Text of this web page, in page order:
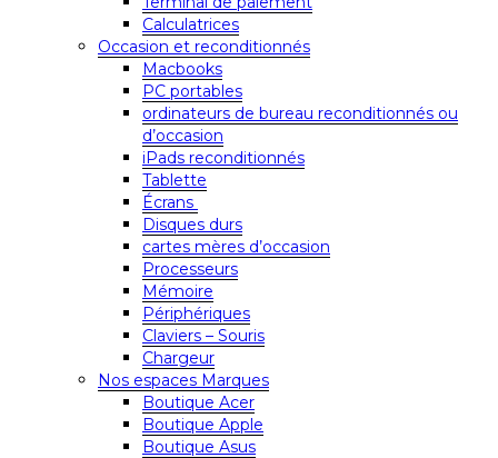
Calculatrices
Occasion et reconditionnés
Macbooks
PC portables
ordinateurs de bureau reconditionnés ou
d’occasion
iPads reconditionnés
Tablette
Écrans
Disques durs
cartes mères d’occasion
Processeurs
Mémoire
Périphériques
Claviers – Souris
Chargeur
Nos espaces Marques
Boutique Acer
Boutique Apple
Boutique Asus